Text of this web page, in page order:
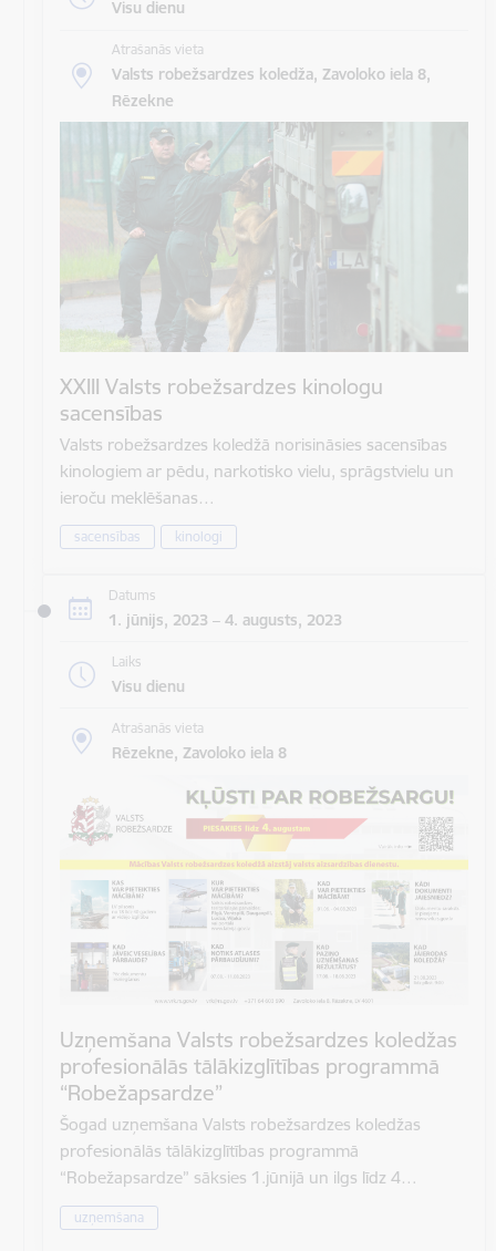
Visu dienu
Atrašanās vieta
Valsts robežsardzes koledža, Zavoloko iela 8,
Rēzekne
XXIII Valsts robežsardzes kinologu
sacensības
Valsts robežsardzes koledžā norisināsies sacensības
kinologiem ar pēdu, narkotisko vielu, sprāgstvielu un
ieroču meklēšanas…
sacensības kinologi
Datums
1. jūnijs, 2023 – 4. augusts, 2023
Laiks
Visu dienu
Atrašanās vieta
Rēzekne, Zavoloko iela 8
Uzņemšana Valsts robežsardzes koledžas
profesionālās tālākizglītības programmā
“Robežapsardze”
Šogad uzņemšana Valsts robežsardzes koledžas
profesionālās tālākizglītības programmā
“Robežapsardze” sāksies 1.jūnijā un ilgs līdz 4…
uzņemšana